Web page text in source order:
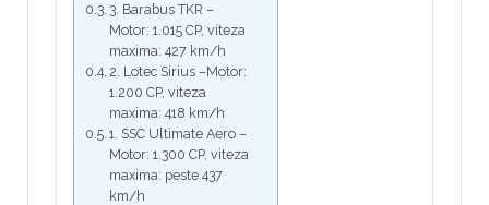
3. Barabus TKR –
Motor: 1.015 CP, viteza
maxima: 427 km/h
2. Lotec Sirius –Motor:
1.200 CP, viteza
maxima: 418 km/h
1. SSC Ultimate Aero –
Motor: 1.300 CP, viteza
maxima: peste 437
km/h